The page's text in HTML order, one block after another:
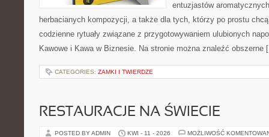
entuzjastów
herbacianych kompozycji, a także dla tych, którzy po prostu
codzienne rytuały związane z przygotowywaniem ulubionych
Kawowe i Kawa w Biznesie. Na stronie można znaleźć
CATEGORIES: ZAMKI I TWIERDZE
RESTAURACJE NA ŚWIECIE
POSTED BY ADMIN KWI - 11 - 2026 MOŻLIWOŚĆ